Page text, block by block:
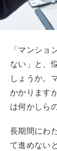
「マンショ
ない」と、
しょうか。
かかります
は何かしら
長期間にわ
て進めない